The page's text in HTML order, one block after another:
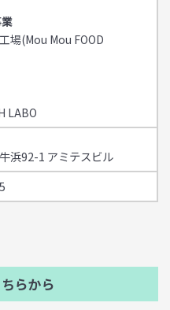
場(Mou Mou FOOD
LABO
浜92-1 アミテスビル
らから